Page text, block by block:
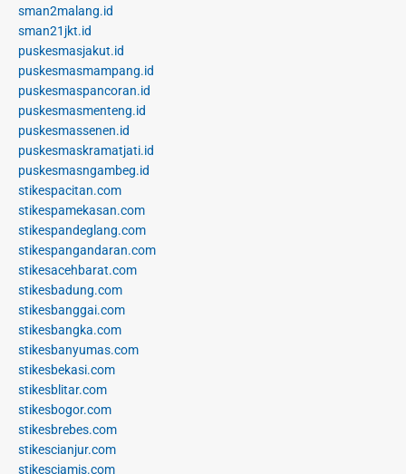
sman2malang.id
sman21jkt.id
puskesmasjakut.id
puskesmasmampang.id
puskesmaspancoran.id
puskesmasmenteng.id
puskesmassenen.id
puskesmaskramatjati.id
puskesmasngambeg.id
stikespacitan.com
stikespamekasan.com
stikespandeglang.com
stikespangandaran.com
stikesacehbarat.com
stikesbadung.com
stikesbanggai.com
stikesbangka.com
stikesbanyumas.com
stikesbekasi.com
stikesblitar.com
stikesbogor.com
stikesbrebes.com
stikescianjur.com
stikesciamis.com